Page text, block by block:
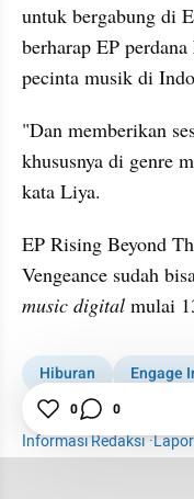
untuk bergabung di
berharap EP
pecinta musik di
"Dan memberikan
khususnya di genre
kata Liya.
EP Rising Beyond
Vengeance sudah
music digital mulai
Hiburan Engage
Milenial
Informasi Redaksi·
0 0